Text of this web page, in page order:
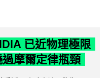
已近物理極限
摩爾定律瓶頸